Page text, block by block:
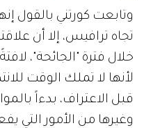
وتابعت كورتني بالقول
تجاه ترافيس، إلا أن
خلال فترة "الجائحة"،
لأنها لا تملك الوقت
قبل الاعتراف، بدءاً
وغيرها من الأمور التي